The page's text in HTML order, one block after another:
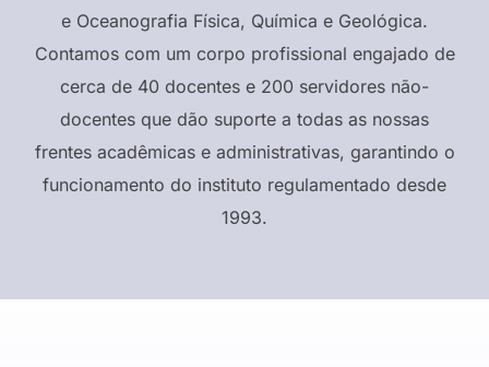
e Oceanografia Física, Química e Geológica.
Contamos com um corpo profissional engajado de
cerca de 40 docentes e 200 servidores não-
docentes que dão suporte a todas as nossas
frentes acadêmicas e administrativas, garantindo o
funcionamento do instituto regulamentado desde
1993.